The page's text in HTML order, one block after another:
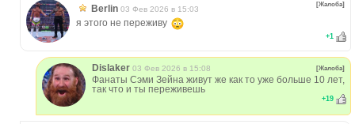
Berlin 03 Фев 2026 в 15:03
[Жалоба]
я этого не переживу
+1
Dislaker 03 Фев 2026 в 15:08 [Жалоба]
Фанаты Сэми Зейна живут же как то уже больше 10 лет,
так что и ты переживешь
+19